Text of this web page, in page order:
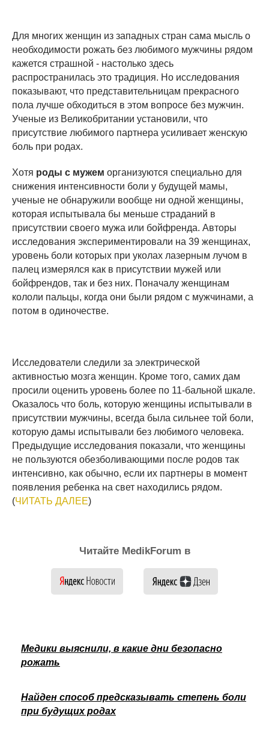
Для многих женщин из западных стран сама мысль о
необходимости рожать без любимого мужчины рядом
кажется страшной - настолько здесь
распространилась это традиция. Но исследования
показывают, что представительницам прекрасного
пола лучше обходиться в этом вопросе без мужчин.
Ученые из Великобритании установили, что
присутствие любимого партнера усиливает женскую
боль при родах.
Хотя роды с мужем организуются специально для
снижения интенсивности боли у будущей мамы,
ученые не обнаружили вообще ни одной женщины,
которая испытывала бы меньше страданий в
присутствии своего мужа или бойфренда. Авторы
исследования экспериментировали на 39 женщинах,
уровень боли которых при уколах лазерным лучом в
палец измерялся как в присутствии мужей или
бойфрендов, так и без них. Поначалу женщинам
кололи пальцы, когда они были рядом с мужчинами, а
потом в одиночестве.
Исследователи следили за электрической
активностью мозга женщин. Кроме того, самих дам
просили оценить уровень более по 11-бальной шкале.
Оказалось что боль, которую женщины испытывали в
присутствии мужчины, всегда была сильнее той боли,
которую дамы испытывали без любимого человека.
Предыдущие исследования показали, что женщины
не пользуются обезболивающими после родов так
интенсивно, как обычно, если их партнеры в момент
появления ребенка на свет находились рядом.
(ЧИТАТЬ ДАЛЕЕ)
Читайте MedikForum в
Медики выяснили, в какие дни безопасно
рожать
Найден способ предсказывать степень боли
при будущих родах